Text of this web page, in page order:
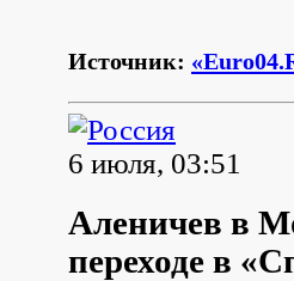
Источник:
6 июля, 03:51
Аленичев в
переходе в